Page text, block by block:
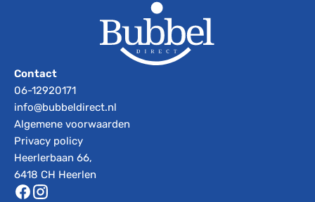
Contact
06-12920171
info@bubbeldirect.nl
Algemene voorwaarden
Privacy policy
Heerlerbaan 66,
6418 CH Heerlen